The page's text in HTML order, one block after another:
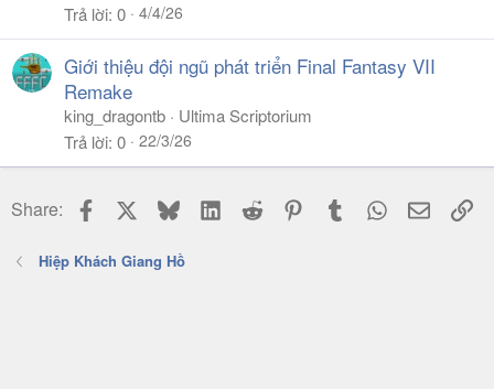
Trả lời 0 4/4/26
Giới thiệu đội ngũ phát triển Final Fantasy VII
Remake
king_dragontb
Ultima Scriptorium
Trả lời 0 22/3/26
Share: Facebook BlueskyLinkedIn
Reddit PinterestTumblr WhatsApp
Email
Hiệp Khách Giang Hồ